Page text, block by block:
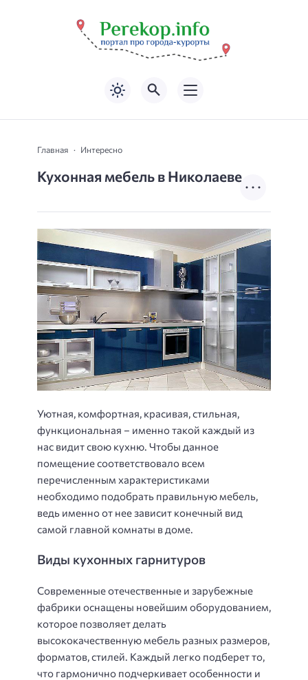
Главная Интересно
Кухонная мебель в Николаеве
​​​​Уютная, комфортная, красивая, стильная,
функциональная – именно такой каждый из
нас видит свою кухню. Чтобы данное
помещение соответствовало всем
перечисленным характеристиками
необходимо подобрать правильную мебель,
ведь именно от нее зависит конечный вид
самой главной комнаты в доме.
Виды кухонных гарнитуров
Современные отечественные и зарубежные
фабрики оснащены новейшим оборудованием,
которое позволяет делать
высококачественную мебель разных размеров,
форматов, стилей. Каждый легко подберет то,
что гармонично подчеркивает особенности и